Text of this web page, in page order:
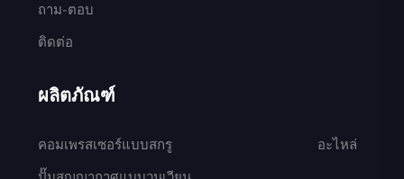
ถาม-ตอบ
ติดต่อ
ผลิตภัณฑ์
คอมเพรสเซอร์แบบสกรู
อะไหล่